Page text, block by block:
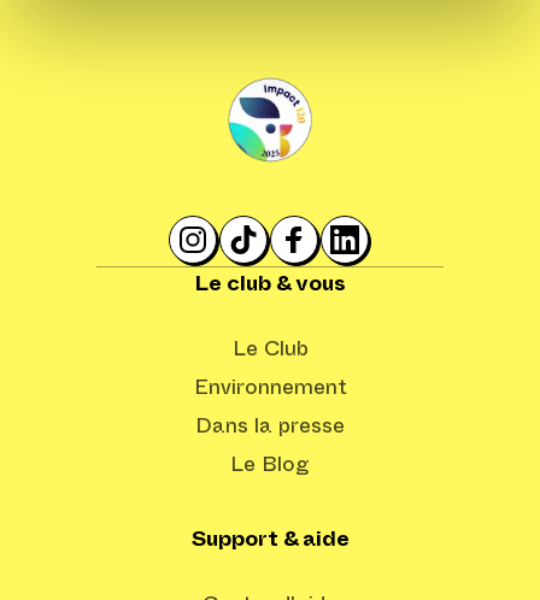
Le club & vous
Le Club
Environnement
Dans la presse
Le Blog
Support & aide